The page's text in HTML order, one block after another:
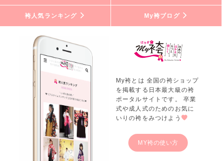
袴人気ランキング My袴ブログ
My袴とは 全国の袴ショップ
を掲載する日本最大級の袴
ポータルサイトです。 卒業
式や成人式のためのお気に
いりの袴をみつけよう
MY袴の使い方